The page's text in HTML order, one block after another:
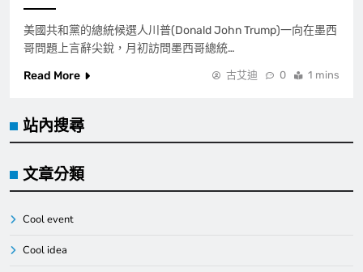
美國共和黨的總統候選人川普(Donald John Trump)一向在墨西
哥問題上言辭尖銳，月初訪問墨西哥總統…
Read More
古艾迪 0 1 mins
站內搜尋
文章分類
Cool event
Cool idea